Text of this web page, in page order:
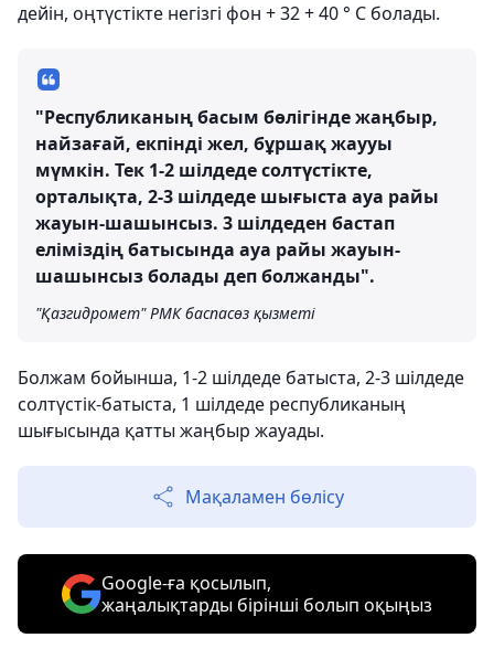
дейін, оңтүстікте негізгі фон + 32 + 40 ° C болады.
"Республиканың басым бөлігінде жаңбыр,
найзағай, екпінді жел, бұршақ жаууы
мүмкін. Тек 1-2 шілдеде солтүстікте,
орталықта, 2-3 шілдеде шығыста ауа райы
жауын-шашынсыз. 3 шілдеден бастап
еліміздің батысында ауа райы жауын-
шашынсыз болады деп болжанды".
"Қазгидромет" РМК баспасөз қызметі
Болжам бойынша, 1-2 шілдеде батыста, 2-3 шілдеде
солтүстік-батыста, 1 шілдеде республиканың
шығысында қатты жаңбыр жауады.
Мақаламен бөлісу
Google-ға қосылып,
жаңалықтарды бірінші болып оқыңыз